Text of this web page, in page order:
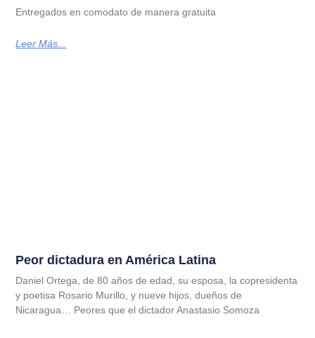
Entregados en comodato de manera gratuita
Leer Más...
Peor dictadura en América Latina
Daniel Ortega, de 80 años de edad, su esposa, la copresidenta
y poetisa Rosario Murillo, y nueve hijos, dueños de
Nicaragua… Peores que el dictador Anastasio Somoza